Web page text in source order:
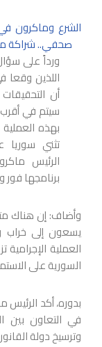
ورداً على
اللذين وقعا
أن
سيتم في
بهذه
تثني
الرئيس
برنامجها فور
وأضاف: إن هناك
يسعون إلى خراب
العملية
السورية على
بدوره، أكد
في التعاون بين
وترسيخ دولة